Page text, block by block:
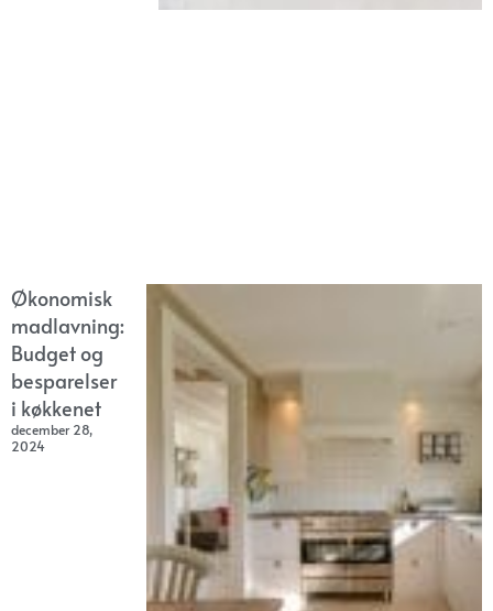
Økonomisk
madlavning:
Budget og
besparelser
i køkkenet
december 28,
2024